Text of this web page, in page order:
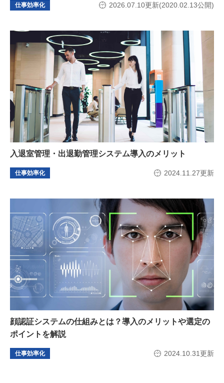
仕事効率化 2026.07.10更新(2020.02.13公開)
入退室管理・出退勤管理システム導入のメリット
仕事効率化 2024.11.27更新
顔認証システムの仕組みとは？導入のメリットや選定の
ポイントを解説
仕事効率化 2024.10.31更新